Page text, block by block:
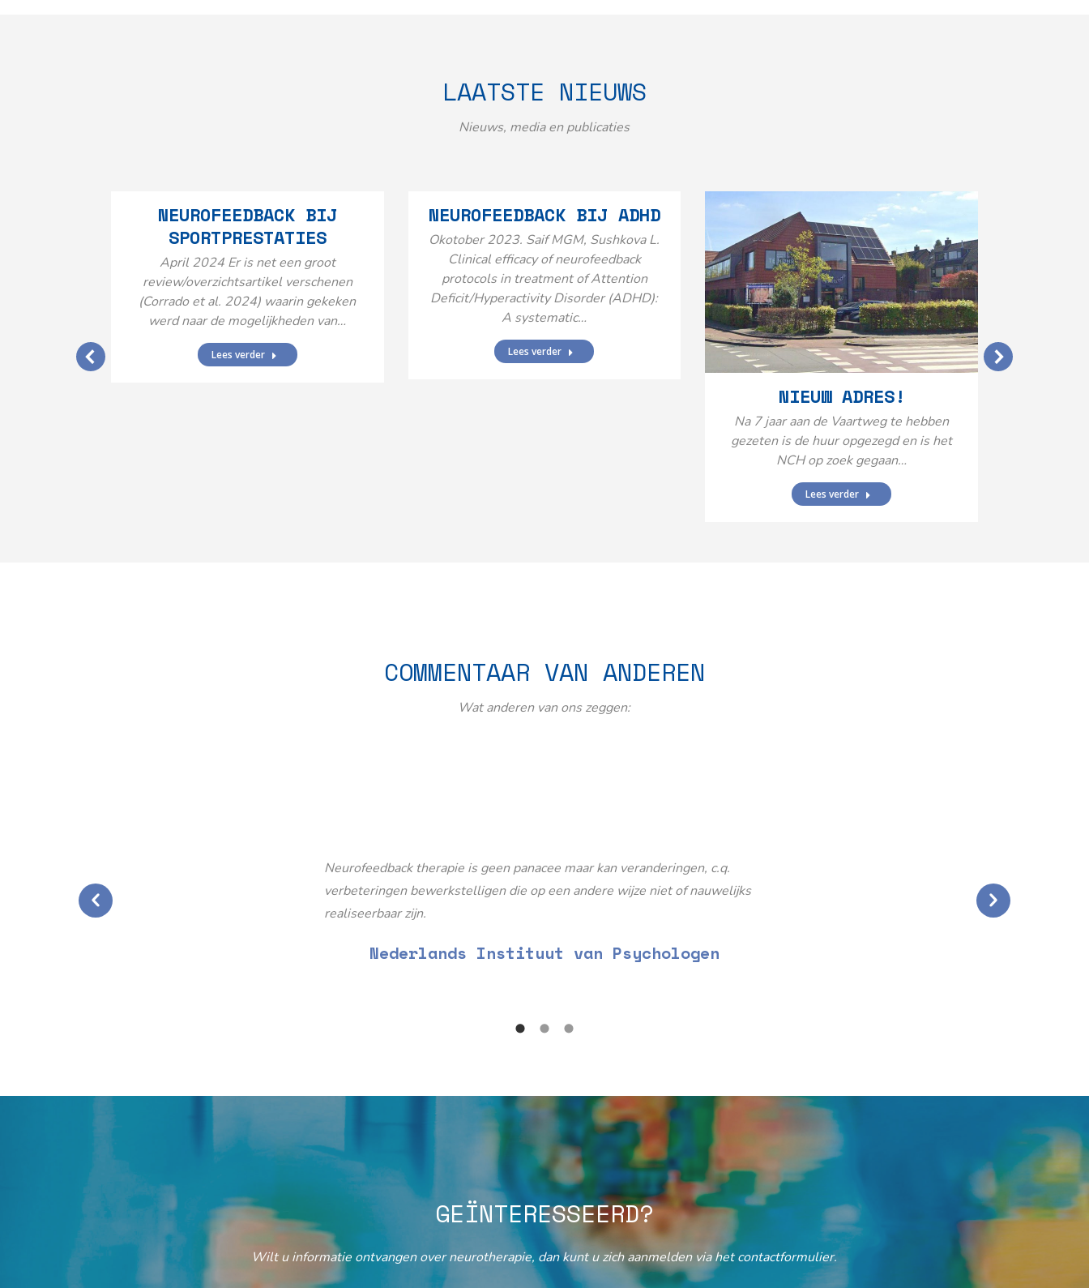
LAATSTE NIEUWS
Nieuws, media en publicaties
NEUROFEEDBACK BIJ
SPORTPRESTATIES
April 2024 Er is net een groot
review/overzichtsartikel verschenen
(Corrado et al. 2024) waarin gekeken
werd naar de mogelijkheden van…
Lees verder
NEUROFEEDBACK BIJ ADHD
Okotober 2023. Saif MGM, Sushkova L.
Clinical efficacy of neurofeedback
protocols in treatment of Attention
Deficit/Hyperactivity Disorder (ADHD):
A systematic…
Lees verder
NIEUW ADRES!
Na 7 jaar aan de Vaartweg te hebben
gezeten is de huur opgezegd en is het
NCH op zoek gegaan…
Lees verder
COMMENTAAR VAN ANDEREN
Wat anderen van ons zeggen:
Neurofeedback therapie is geen panacee maar kan veranderingen, c.q.
verbeteringen bewerkstelligen die op een andere wijze niet of nauwelijks
realiseerbaar zijn.
Nederlands Instituut van Psychologen
GEÏNTERESSEERD?
Wilt u informatie ontvangen over neurotherapie, dan kunt u zich aanmelden via het contactformulier.